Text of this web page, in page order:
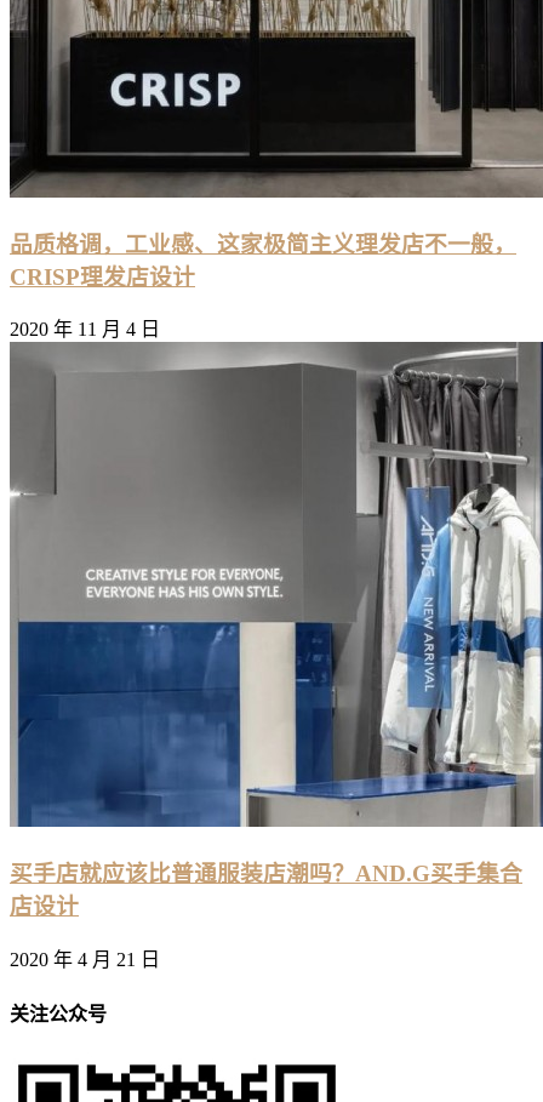
品质格调，工业感、这家极简主义理发店不一般，
CRISP理发店设计
2020 年 11 月 4 日
买手店就应该比普通服装店潮吗？AND.G买手集合
店设计
2020 年 4 月 21 日
关注公众号